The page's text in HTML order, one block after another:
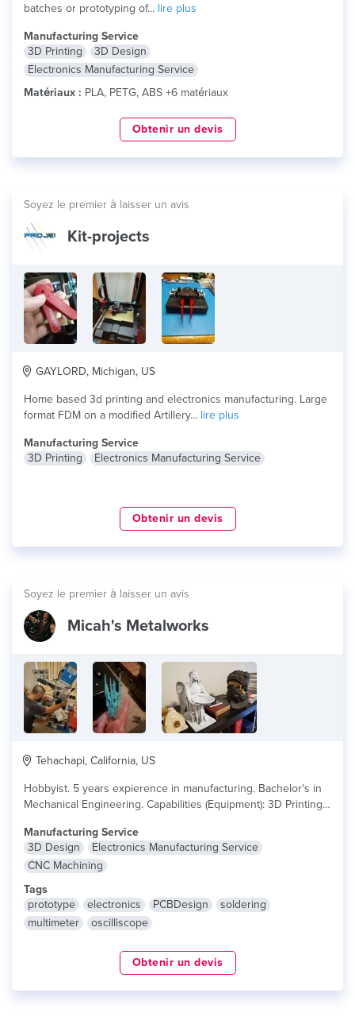
batches or prototyping of... lire plus
Manufacturing Service
3D Printing
3D Design
Electronics Manufacturing Service
Matériaux : PLA, PETG, ABS +6 matériaux
Obtenir un devis
Soyez le premier à laisser un avis
Kit-projects
GAYLORD, Michigan, US
Home based 3d printing and electronics manufacturing. Large
format FDM on a modified Artillery... lire plus
Manufacturing Service
3D Printing
Electronics Manufacturing Service
Obtenir un devis
Soyez le premier à laisser un avis
Micah's Metalworks
Tehachapi, California, US
Hobbyist. 5 years expierence in manufacturing. Bachelor's in
Mechanical Engineering. Capabilities (Equipment): 3D Printing...
Manufacturing Service
3D Design
Electronics Manufacturing Service
CNC Machining
Tags
prototype
electronics PCBDesign
soldering
multimeter
oscilliscope
Obtenir un devis